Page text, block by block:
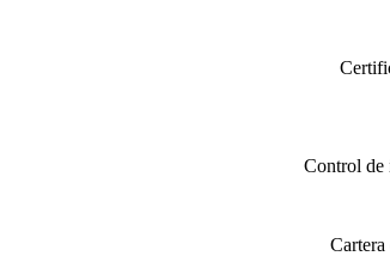
Control de
Cartera